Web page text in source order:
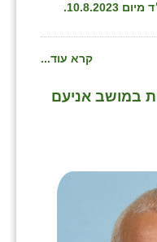
קרא עוד...
במושב אניעם